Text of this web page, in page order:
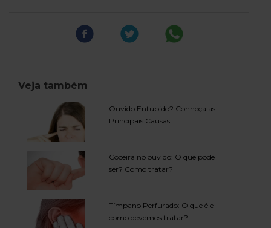
Ouvido Entupido? Conheça as
Principais Causas
Coceira no ouvido: O que pode
ser? Como tratar?
Tímpano Perfurado: O que é e
como devemos tratar?
Veja também